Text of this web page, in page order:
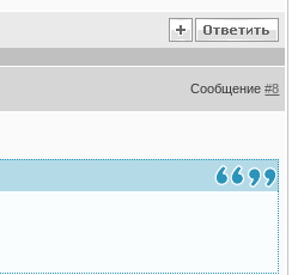
Сообщение#8